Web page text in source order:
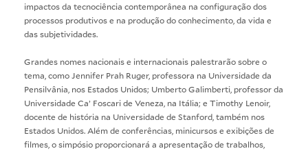
impactos da tecnociência contemporânea na configuração dos
processos produtivos e na produção do conhecimento, da vida e
das subjetividades.
Grandes nomes nacionais e internacionais palestrarão sobre o
tema, como Jennifer Prah Ruger, professora na Universidade da
Pensilvânia, nos Estados Unidos; Umberto Galimberti, professor da
Universidade Ca’ Foscari de Veneza, na Itália; e Timothy Lenoir,
docente de história na Universidade de Stanford, também nos
Estados Unidos. Além de conferências, minicursos e exibições de
filmes, o simpósio proporcionará a apresentação de trabalhos,